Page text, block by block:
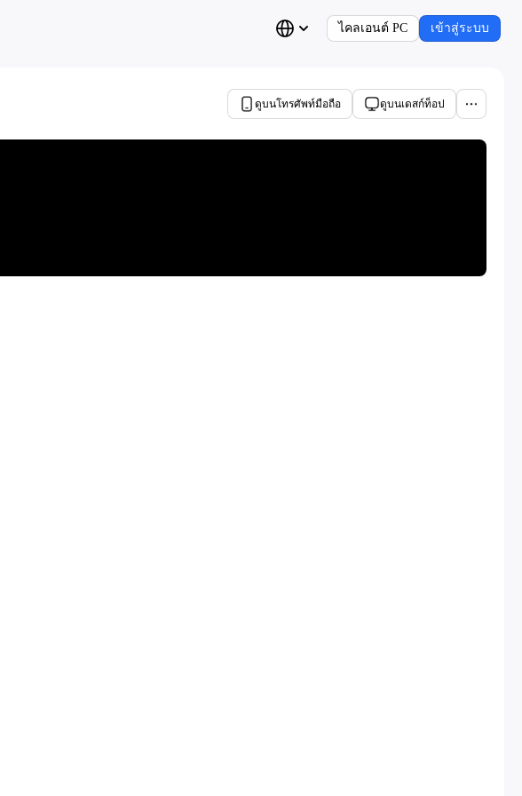
ไคลเอนต์ PC เข้าสู่ระบบ
ดูบนโทรศัพท์มือถือ ดูบนเดสก์ท็อป